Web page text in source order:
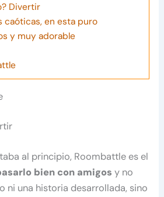
Divertir
caóticas, en esta puro
y muy adorable
al principio, Roombattle es el
bien con amigosy no
ni una historia desarrollada, sino